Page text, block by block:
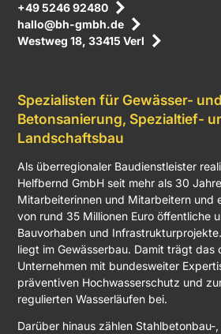
+49 5246 92480
hallo@bh-gmbh.de
Westweg 18, 33415 Verl
Spezialisten für Gewässer-
Betonsanierung, Spezialtief-
Landschaftsbau
Als überregionaler Baudienstleister
Helfbernd GmbH seit mehr als 30
Mitarbeiterinnen und Mitarbeitern und
von rund 35 Millionen Euro öffentliche
Bauvorhaben und
liegt im Gewässerbau. Damit trägt das
Unternehmen mit bundesweiter
präventiven Hochwasserschutz und
regulierten Wasserläufen bei.
Darüber hinaus zählen Stahlbetonbau-